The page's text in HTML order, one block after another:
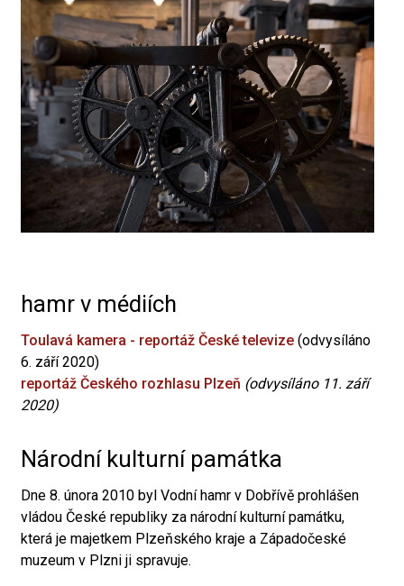
hamr v médiích
Toulavá kamera - reportáž České televize (odvysíláno
6. září 2020)
reportáž Českého rozhlasu Plzeň (odvysíláno 11. září
2020)
Národní kulturní památka
Dne 8. února 2010 byl Vodní hamr v Dobřívě prohlášen
vládou České republiky za národní kulturní památku,
která je majetkem Plzeňského kraje a Západočeské
muzeum v Plzni ji spravuje.